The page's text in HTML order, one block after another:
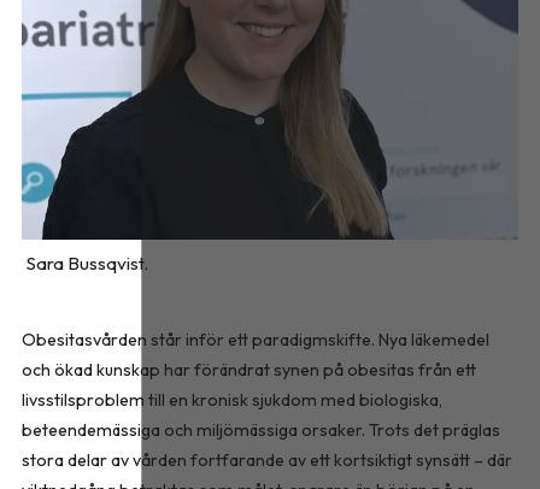
Sara Bussqvist.
Obesitasvården står inför ett paradigmskifte. Nya läkemedel
och ökad kunskap har förändrat synen på obesitas från ett
livsstilsproblem till en kronisk sjukdom med biologiska,
beteendemässiga och miljömässiga orsaker. Trots det präglas
stora delar av vården fortfarande av ett kortsiktigt synsätt – där